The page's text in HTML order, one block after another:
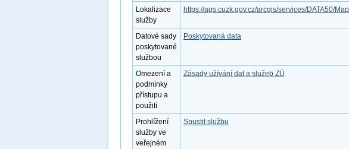
Lokalizace
služby
https://ags.cuzk.gov.cz/arcgis/services/DATA50/
Datové sady
poskytované
službou
Poskytovaná data
Omezení a
podmínky
přístupu a
použití
Zásady užívání dat a služeb ZÚ
Prohlížení
služby ve
veřejném
Spustit službu